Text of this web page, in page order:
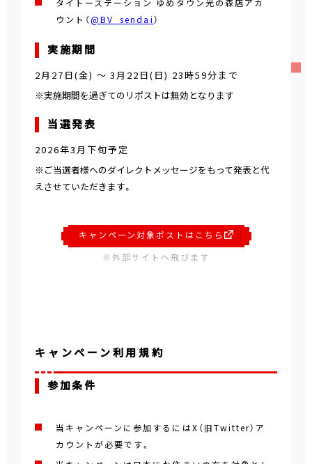
タイトーステーション ゆめタウン光の森店アカ
ウント（@BV_sendai）
実施期間
2月27日(金) ～3月22日(日) 23時59分 まで
※実施期間を過ぎてのリポストは無効となります
当選発表
2026年3月下旬予定
※ご当選者様へのダイレクトメッセージをもって発表と代
えさせていただきます。
キャンペーン対象ポストはこちら
※外部サイトへ飛びます
キャンペーン利用規約
参加条件
当キャンペーンに参加するにはX（旧Twitter）ア
カウントが必要です。